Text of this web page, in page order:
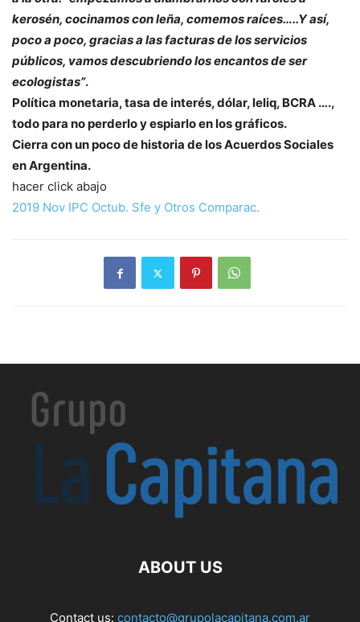
kerosén, cocinamos con leña, comemos raíces…..Y así,
poco a poco, gracias a las facturas de los servicios
públicos, vamos descubriendo los encantos de ser
ecologistas”.
Política monetaria, tasa de interés, dólar, leliq, BCRA ….,
todo para no perderlo y espiarlo en los gráficos.
Cierra con un poco de historia de los Acuerdos Sociales
en Argentina.
hacer click abajo
2019 Nov IPC Octub. Sfe y Otros Comparac.
ABOUT US
Contact us: contacto@grupolacapitana.com.ar